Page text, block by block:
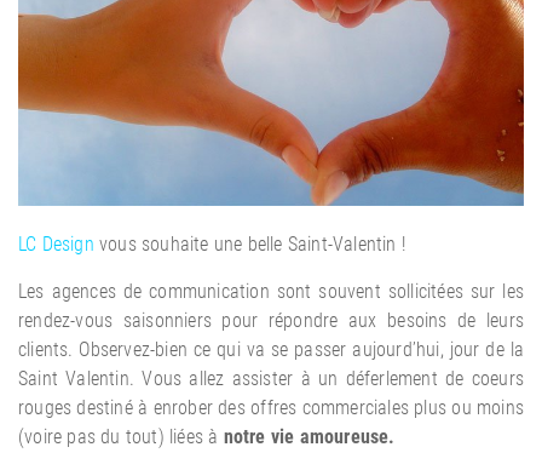
LC Design vous souhaite une belle Saint-Valentin !
Les agences de communication sont souvent sollicitées sur les
rendez-vous saisonniers pour répondre aux besoins de leurs
clients. Observez-bien ce qui va se passer aujourd’hui, jour de la
Saint Valentin. Vous allez assister à un déferlement de coeurs
rouges destiné à enrober des offres commerciales plus ou moins
(voire pas du tout) liées à notre vie amoureuse.